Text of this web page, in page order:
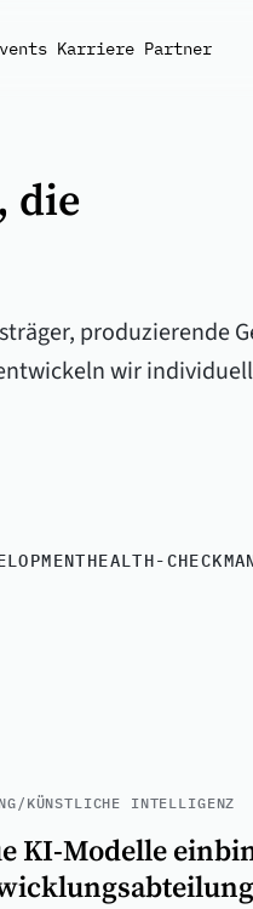
Karriere Partner
die
produzierende
wir
HEALTH-CHECK
/ KÜNSTLICHE INTELLIGENZ
KI-Modelle